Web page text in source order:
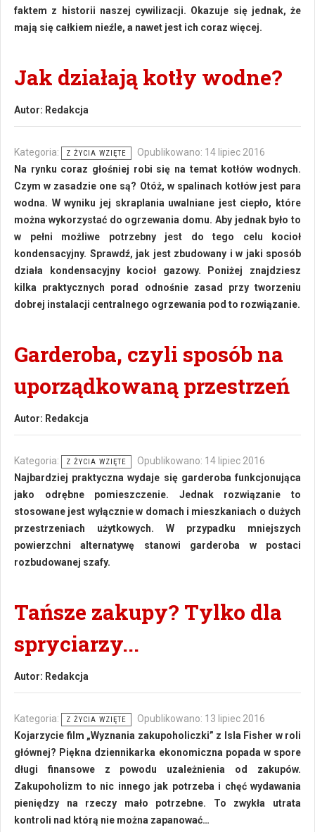
faktem z historii naszej cywilizacji. Okazuje się jednak, że
mają się całkiem nieźle, a nawet jest ich coraz więcej.
Jak działają kotły wodne?
Autor: Redakcja
Kategoria: Z ŻYCIA WZIĘTE
Opublikowano: 14 lipiec 2016
Na rynku coraz głośniej robi się na temat kotłów wodnych.
Czym w zasadzie one są? Otóż, w spalinach kotłów jest para
wodna. W wyniku jej skraplania uwalniane jest ciepło, które
można wykorzystać do ogrzewania domu. Aby jednak było to
w pełni możliwe potrzebny jest do tego celu kocioł
kondensacyjny. Sprawdź, jak jest zbudowany i w jaki sposób
działa kondensacyjny kocioł gazowy. Poniżej znajdziesz
kilka praktycznych porad odnośnie zasad przy tworzeniu
dobrej instalacji centralnego ogrzewania pod to rozwiązanie.
Garderoba, czyli sposób na
uporządkowaną przestrzeń
Autor: Redakcja
Kategoria: Z ŻYCIA WZIĘTE
Opublikowano: 14 lipiec 2016
Najbardziej praktyczna wydaje się garderoba funkcjonująca
jako odrębne pomieszczenie. Jednak rozwiązanie to
stosowane jest wyłącznie w domach i mieszkaniach o dużych
przestrzeniach użytkowych. W przypadku mniejszych
powierzchni alternatywę stanowi garderoba w postaci
rozbudowanej szafy.
Tańsze zakupy? Tylko dla
spryciarzy...
Autor: Redakcja
Kategoria: Z ŻYCIA WZIĘTE
Opublikowano: 13 lipiec 2016
Kojarzycie film „Wyznania zakupoholiczki” z Isla Fisher w roli
głównej? Piękna dziennikarka ekonomiczna popada w spore
długi finansowe z powodu uzależnienia od zakupów.
Zakupoholizm to nic innego jak potrzeba i chęć wydawania
pieniędzy na rzeczy mało potrzebne. To zwykła utrata
kontroli nad którą nie można zapanować…